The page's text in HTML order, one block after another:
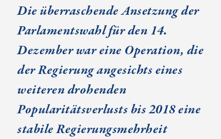
Die überraschende Ansetzung der
Parlamentswahl für den 14.
Dezember war eine Operation, die
der Regierung angesichts eines
weiteren drohenden
Popularitätsverlusts bis 2018 eine
stabile Regierungsmehrheit